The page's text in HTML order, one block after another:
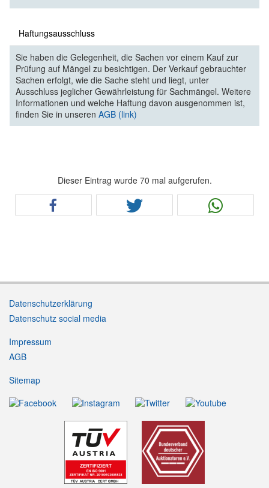
Haftungsausschluss
Sie haben die Gelegenheit, die Sachen vor einem Kauf zur
Prüfung auf Mängel zu besichtigen. Der Verkauf gebrauchter
Sachen erfolgt, wie die Sache steht und liegt, unter
Ausschluss jeglicher Gewährleistung für Sachmängel. Weitere
Informationen und welche Haftung davon ausgenommen ist,
finden Sie in unseren AGB (link)
Dieser Eintrag wurde 70 mal aufgerufen.
Datenschutzerklärung
Datenschutz social media
Impressum
AGB
Sitemap